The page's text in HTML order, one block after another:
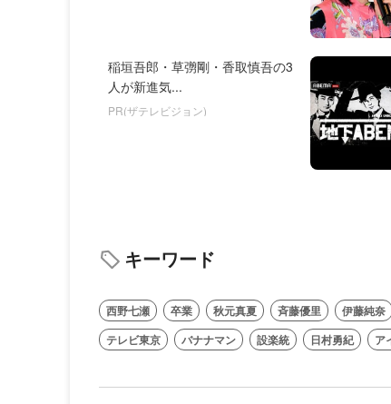
稲垣吾郎・草彅剛・香取慎吾の3
人が新進気...
PR(ザテレビジョン)
キーワード
西野七瀬 卒業 秋元真夏 斉藤優里 伊藤純奈
テレビ東京
バナナマン 設楽統 日村勇紀 ア